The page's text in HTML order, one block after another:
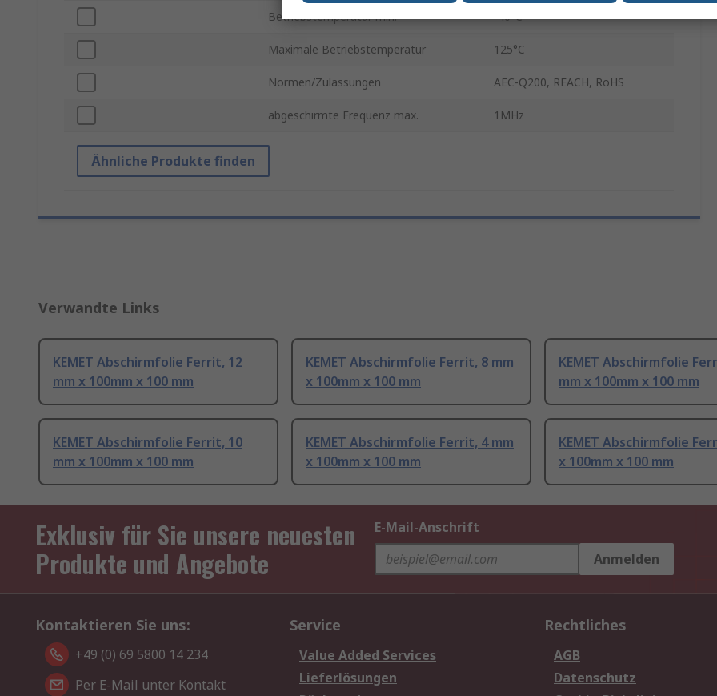
Betriebstemperatur min. -40°C
Maximale Betriebstemperatur 125°C
Normen/Zulassungen AEC-Q200, REACH, RoHS
abgeschirmte Frequenz max. 1MHz
Ähnliche Produkte finden
Verwandte Links
KEMET Abschirmfolie Ferrit, 12
mm x 100mm x 100 mm
KEMET Abschirmfolie Ferrit, 8 mm
x 100mm x 100 mm
KEMET Abschirmfolie
mm x 100mm x 100 mm
KEMET Abschirmfolie Ferrit, 10
mm x 100mm x 100 mm
KEMET Abschirmfolie Ferrit, 4 mm
x 100mm x 100 mm
KEMET Abschirmfolie
x 100mm x 100 mm
Exklusiv für Sie unsere neuesten
Produkte und Angebote
E-Mail-Anschrift
Anmelden
Kontaktieren Sie uns:
+49 (0) 69 5800 14 234
Per E-Mail unter Kontakt
Service
Value Added Services
Lieferlösungen
Rechtliches
AGB
Datenschutz